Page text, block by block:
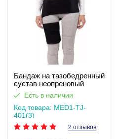
Бандаж на тазобедренный
сустав неопреновый
MED1-TJ-4013
Есть в наличии
Код товара: MED1-TJ-
401(3)
2 отзывов